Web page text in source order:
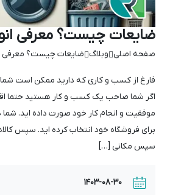
ضایعات چیست؟ معرفی
صفحه اصلیوبلاگضایعات چیست؟ معرفی
فارغ از کسب و کاری که دارید ممکن است
اگر شما صاحب یک کسب و کار هستید حتما
موفقیت و انجام کار خود صورت داده اید. شما
برای فروشگاه خود انتخاب کرده اید. سپس
سپس مکانی […]